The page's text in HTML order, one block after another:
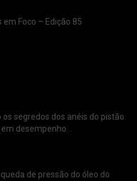
em Foco – Edição 85
os segredos dos anéis do pistão
desempenho...
de pressão do óleo do